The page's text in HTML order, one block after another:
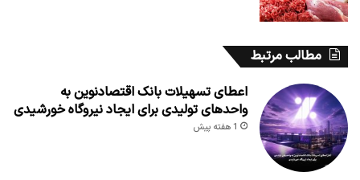
مطالب مرتبط
اعطای تسهیلات بانک اقتصادنوین به
واحدهای تولیدی برای ایجاد نیروگاه خورشیدی
1 هفته پیش